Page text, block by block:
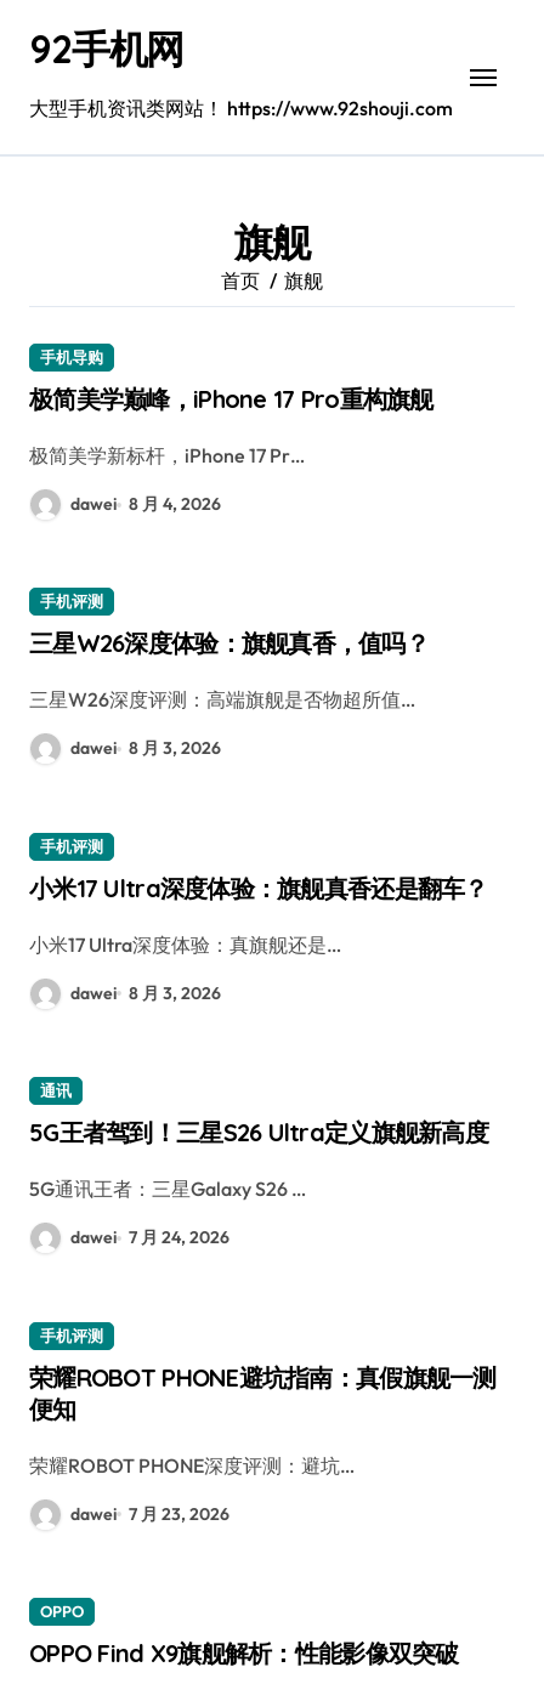
92手机网
大型手机资讯类网站！ https://www.92shouji.com
旗舰
首页 旗舰
手机导购
极简美学巅峰，iPhone 17 Pro重构旗舰
极简美学新标杆，iPhone 17 Pr…
dawei 8 月 4, 2026
手机评测
三星W26深度体验：旗舰真香，值吗？
三星W26深度评测：高端旗舰是否物超所值…
dawei 8 月 3, 2026
手机评测
小米17 Ultra深度体验：旗舰真香还是翻车？
小米17 Ultra深度体验：真旗舰还是…
dawei 8 月 3, 2026
通讯
5G王者驾到！三星S26 Ultra定义旗舰新高度
5G通讯王者：三星Galaxy S26 …
dawei 7 月 24, 2026
手机评测
荣耀ROBOT PHONE避坑指南：真假旗舰一测
便知
荣耀ROBOT PHONE深度评测：避坑…
dawei 7 月 23, 2026
OPPO
OPPO Find X9旗舰解析：性能影像双突破